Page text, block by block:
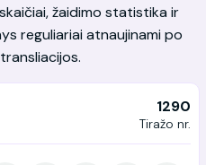
žaidimo statistika ir
reguliariai atnaujinami po
1290
Tiražo nr.